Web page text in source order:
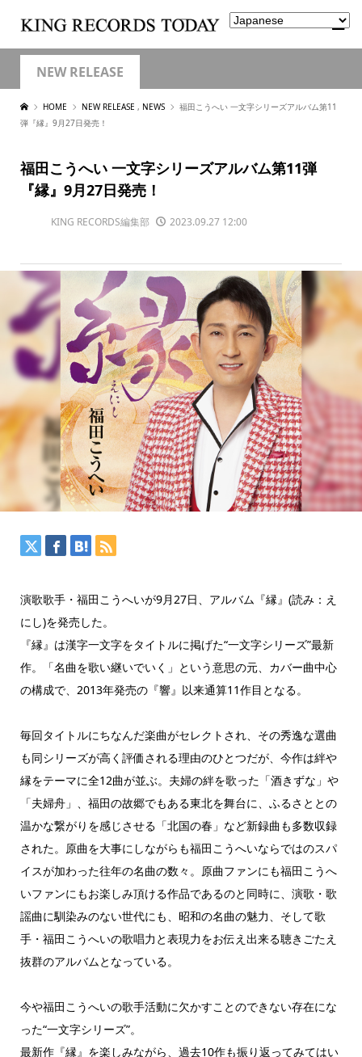
NEW RELEASE
HOME NEW RELEASE , NEWS
福田こうへい 一文字シリーズアルバム第11
弾『縁』9月27日発売！
福田こうへい 一文字シリーズアルバム第11弾
『縁』9月27日発売！
KING RECORDS編集部 2023.09.27 12:00
演歌歌手・福田こうへいが9月27日、アルバム『縁』(読み：え
にし)を発売した。
『縁』は漢字一文字をタイトルに掲げた“一文字シリーズ”最新
作。「名曲を歌い継いでいく」という意思の元、カバー曲中心
の構成で、2013年発売の『響』以来通算11作目となる。
毎回タイトルにちなんだ楽曲がセレクトされ、その秀逸な選曲
も同シリーズが高く評価される理由のひとつだが、今作は絆や
縁をテーマに全12曲が並ぶ。夫婦の絆を歌った「酒きずな」や
「夫婦舟」、福田の故郷でもある東北を舞台に、ふるさととの
温かな繋がりを感じさせる「北国の春」など新録曲も多数収録
された。原曲を大事にしながらも福田こうへいならではのスパ
イスが加わった往年の名曲の数々。原曲ファンにも福田こうへ
いファンにもお楽しみ頂ける作品であるのと同時に、演歌・歌
謡曲に馴染みのない世代にも、昭和の名曲の魅力、そして歌
手・福田こうへいの歌唱力と表現力をお伝え出来る聴きごたえ
抜群のアルバムとなっている。
今や福田こうへいの歌手活動に欠かすことのできない存在にな
った“一文字シリーズ”。
最新作『縁』を楽しみながら、過去10作も振り返ってみてはい